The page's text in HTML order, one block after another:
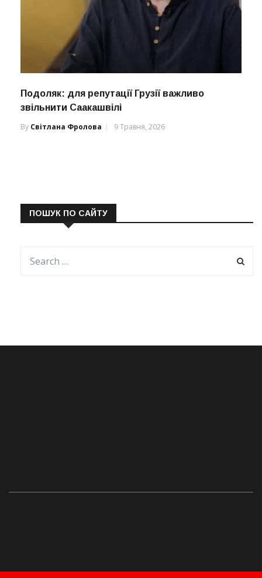
Подоляк: для репутації Грузії важливо
звільнити Саакашвілі
By Світлана Фролова 9 Травня, 2026
ПОШУК ПО САЙТУ